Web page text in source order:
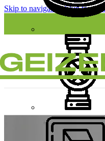
Skip to navigationSkip to